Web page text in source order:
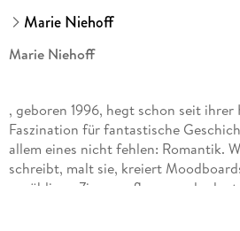
Marie Niehoff
Marie Niehoff
, geboren 1996, hegt schon seit ihrer
Faszination für fantastische
allem eines nicht fehlen: Romantik.
schreibt, malt sie, kreiert
unzähligen Zimmerpflanzen oder legt